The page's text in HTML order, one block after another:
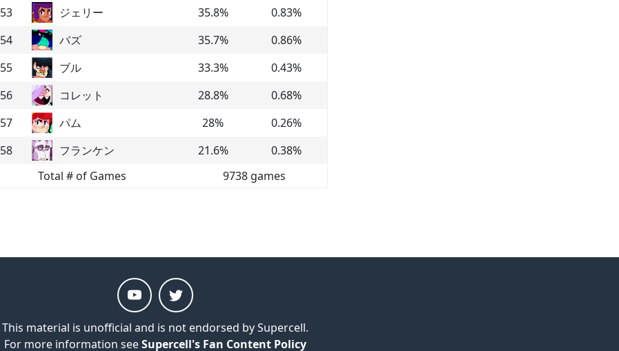
53
ジェリー 35.8% 0.83%
54
バズ 35.7% 0.86%
55
ブル 33.3% 0.43%
56
コレット 28.8% 0.68%
57
パム 28% 0.26%
58
フランケン 21.6% 0.38%
Total # of Games
9738games
This material is unofficial and is not endorsed by Supercell.
For more information seeSupercell's Fan Content Policy